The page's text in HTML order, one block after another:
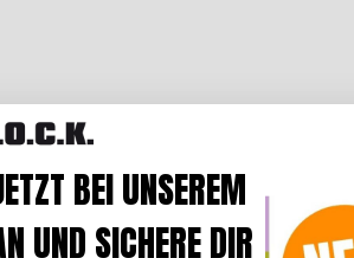
BEI UNSEREM
UND SICHERE DIR